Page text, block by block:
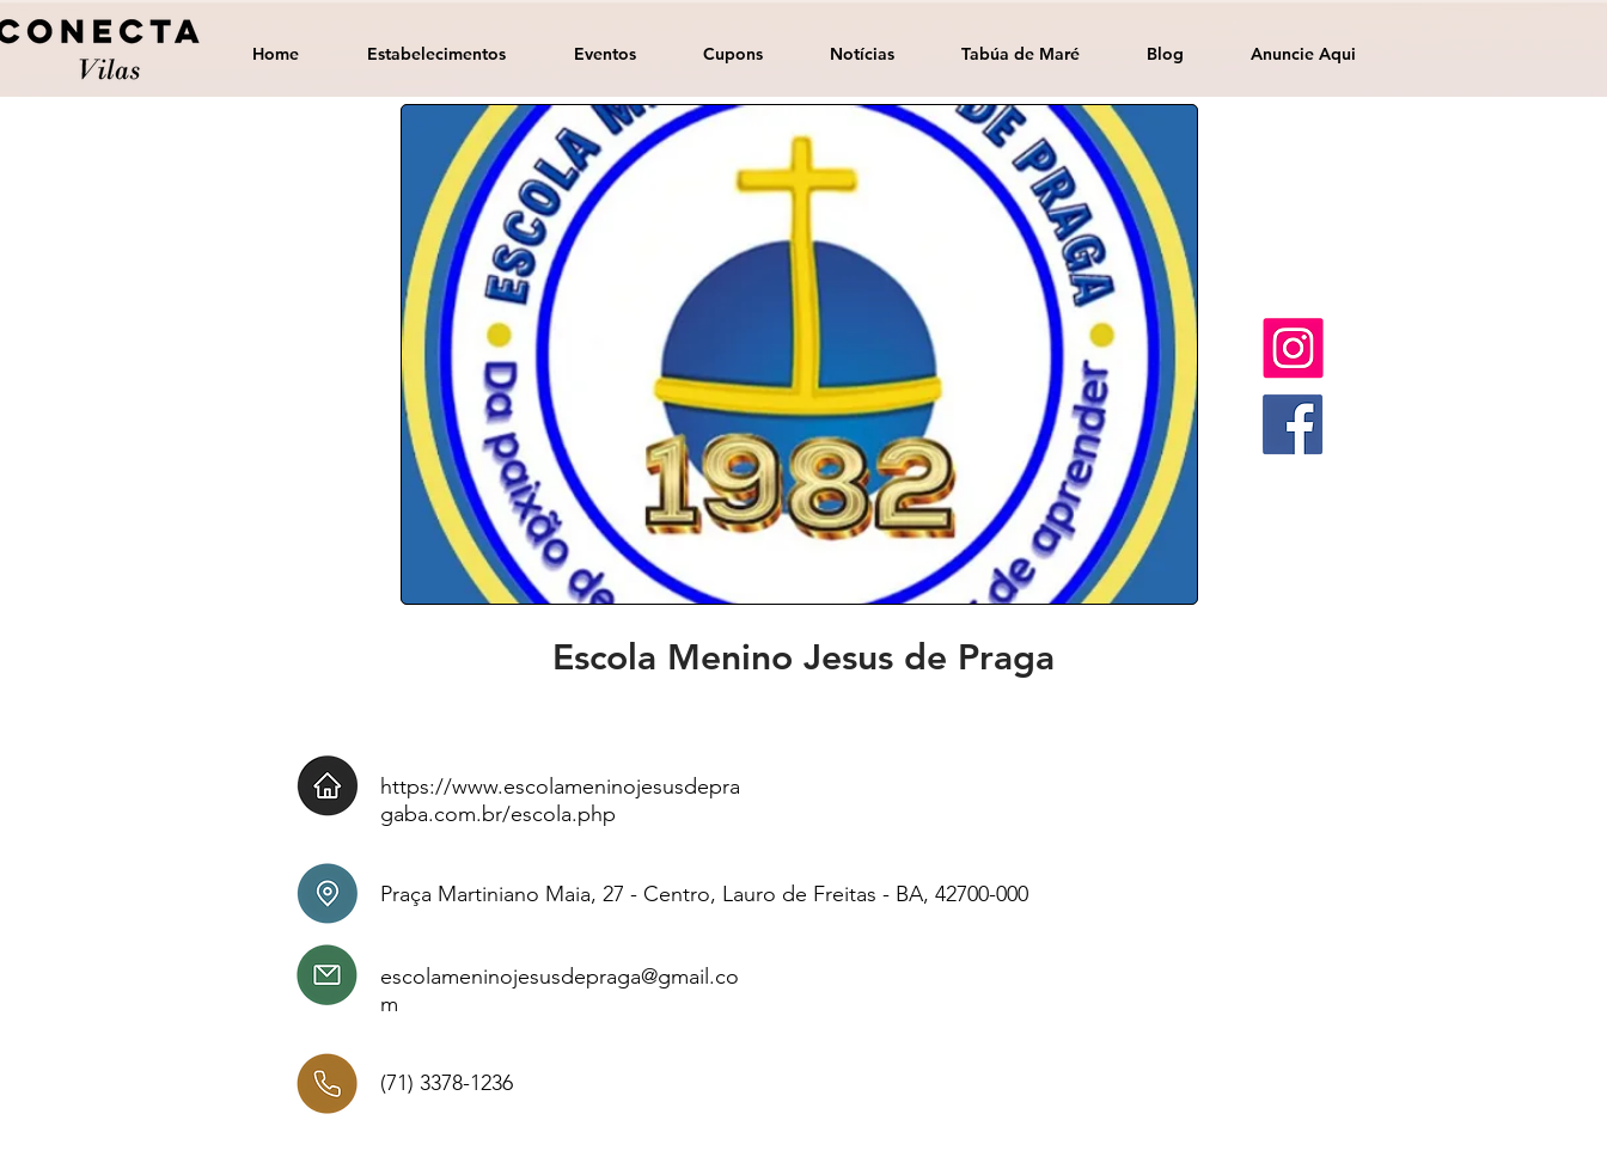
Home Estabelecimentos Eventos Cupons Notícias Tabúa de Maré Blog Anuncie Aqui
Escola Menino Jesus de Praga
https://www.escolameninojesusdepra
gaba.com.br/escola.php
Praça Martiniano Maia, 27 - Centro, Lauro de Freitas - BA, 42700-000
escolameninojesusdepraga@gmail.co
m
(71) 3378-1236